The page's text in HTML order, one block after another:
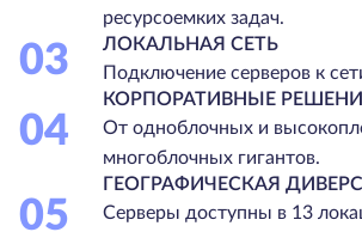
ресурсоемких задач.
03
ЛОКАЛЬНАЯ СЕТЬ
Подключение серверов к
04
КОРПОРАТИВНЫЕ
От одноблочных и
многоблочных гигантов.
05
ГЕОГРАФИЧЕСКАЯ
Серверы доступны в 13